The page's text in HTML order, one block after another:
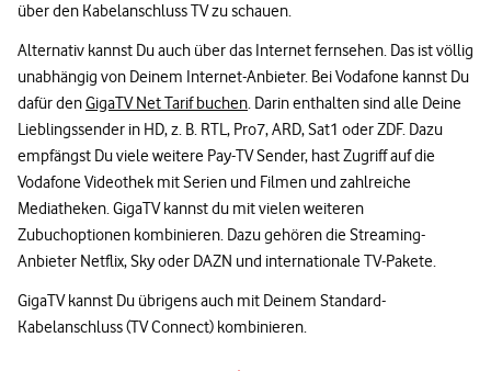
über den Kabelanschluss TV zu schauen.
Alternativ kannst Du auch über das Internet fernsehen. Das ist völlig
unabhängig von Deinem Internet-Anbieter. Bei Vodafone kannst Du
dafür denGigaTV Net Tarif buchen. Darin enthalten sind alle Deine
Lieblingssender in HD, z. B. RTL, Pro7, ARD, Sat1 oder ZDF. Dazu
empfängst Du viele weitere Pay-TV Sender, hast Zugriff auf die
Vodafone Videothek mit Serien und Filmen und zahlreiche
Mediatheken. GigaTV kannst du mit vielen weiteren
Zubuchoptionen kombinieren. Dazu gehören die Streaming-
Anbieter Netflix, Sky oder DAZN und internationale TV-Pakete.
GigaTV kannst Du übrigens auch mit Deinem Standard-
Kabelanschluss (TV Connect) kombinieren.